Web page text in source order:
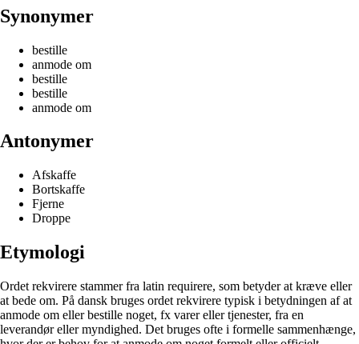
Synonymer
bestille
anmode om
bestille
bestille
anmode om
Antonymer
Afskaffe
Bortskaffe
Fjerne
Droppe
Etymologi
Ordet rekvirere stammer fra latin requirere, som betyder at kræve eller
at bede om. På dansk bruges ordet rekvirere typisk i betydningen af at
anmode om eller bestille noget, fx varer eller tjenester, fra en
leverandør eller myndighed. Det bruges ofte i formelle sammenhænge,